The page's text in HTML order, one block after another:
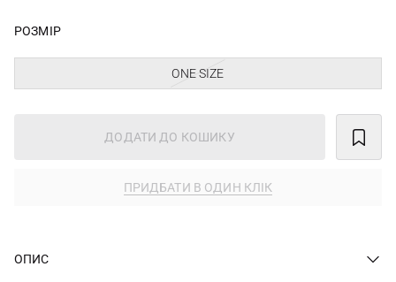
РОЗМІР
ONE SIZE
ДОДАТИ ДО КОШИКУ
ПРИДБАТИ В ОДИН КЛІК
ОПИС